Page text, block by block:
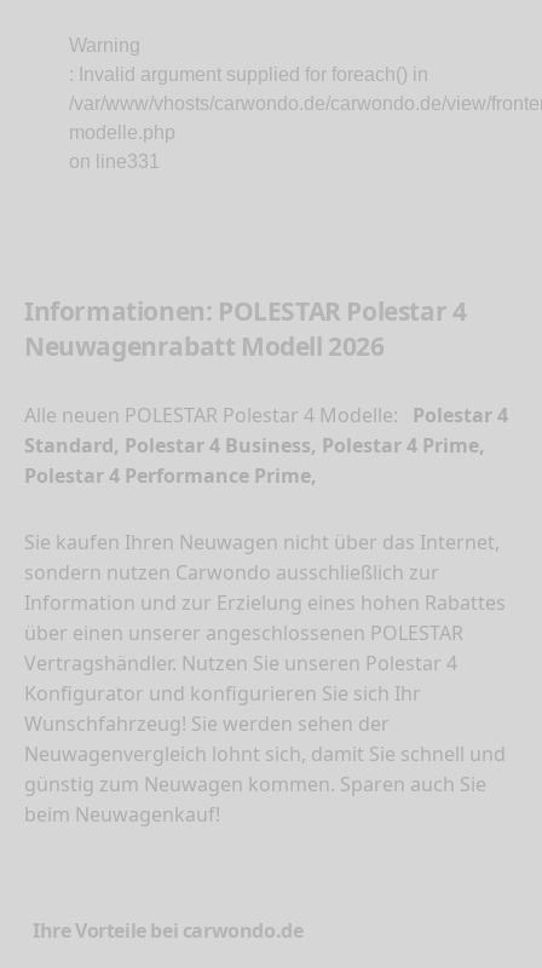
Warning
: Invalid argument supplied for foreach() in
/var/www/vhosts/carwondo.de/carwondo.de/view/
modelle.php
on line331
Informationen: POLESTAR Polestar 4
Neuwagenrabatt Modell 2026
Alle neuen POLESTAR Polestar 4 Modelle:
Polestar 4
Standard, Polestar 4 Business, Polestar 4 Prime,
Polestar 4 Performance Prime,
Sie kaufen Ihren Neuwagen nicht über das Internet,
sondern nutzen Carwondo ausschließlich zur
Information und zur Erzielung eines hohen Rabattes
über einen unserer angeschlossenen POLESTAR
Vertragshändler. Nutzen Sie unseren Polestar 4
Konfigurator und konfigurieren Sie sich Ihr
Wunschfahrzeug! Sie werden sehen der
Neuwagenvergleich lohnt sich, damit Sie schnell und
günstig zum Neuwagen kommen. Sparen auch Sie
beim Neuwagenkauf!
Ihre Vorteile bei carwondo.de